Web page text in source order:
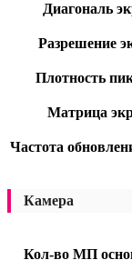
Диагональ
Разрешение
Плотность
Матрица
Частота
Камера
Кол-во МП